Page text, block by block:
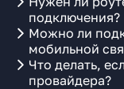
подключения?
Можно ли
мобильной
Что делать,
провайдера?